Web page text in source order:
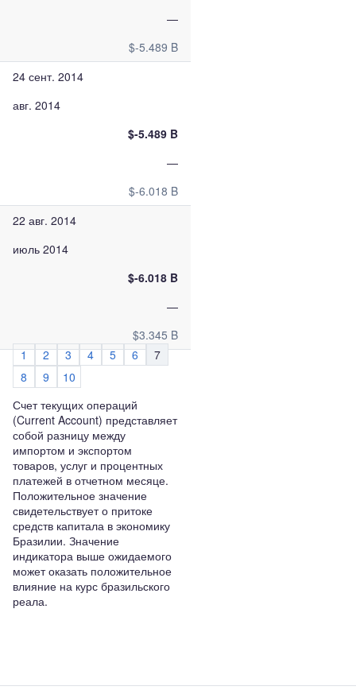
—
$-5.489 B
24 сент. 2014
авг. 2014
$-5.489 B
—
$-6.018 B
22 авг. 2014
июль 2014
$-6.018 B
—
$3.345 B
1
2 3 4 5 6
7
8
9
10
Счет текущих операций
(Current Account) представляет
собой разницу между
импортом и экспортом
товаров, услуг и процентных
платежей в отчетном месяце.
Положительное значение
свидетельствует о притоке
средств капитала в экономику
Бразилии. Значение
индикатора выше ожидаемого
может оказать положительное
влияние на курс бразильского
реала.